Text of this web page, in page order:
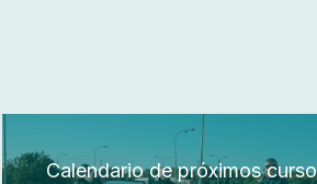
Calendario de próximos